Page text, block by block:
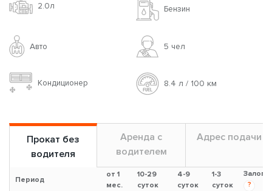
2.0л Бензин
Авто 5 чел
Кондиционер 8.4 л / 100 км
Прокат без
водителя
Аренда с
водителем
Адрес подачи
Период
от 1
мес.
10-29
суток
4-9
суток
1-3
суток
Залог
?